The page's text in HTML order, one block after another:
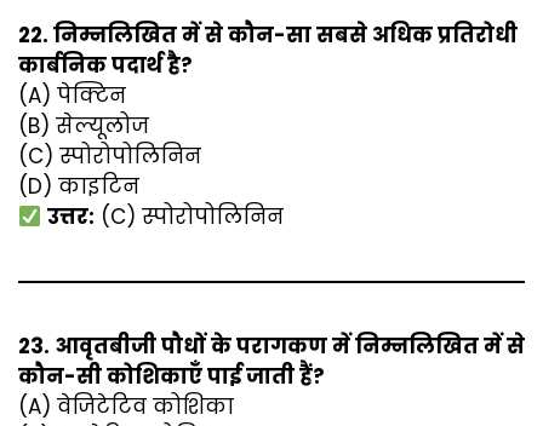
22. निम्नलिखित में से कौन-सा सबसे अधिक प्रतिरोधी
कार्बनिक पदार्थ है?
(A) पेक्टिन
(B) सेल्यूलोज
(C) स्पोरोपोलिनिन
(D) काइटिन
उत्तर: (C) स्पोरोपोलिनिन
23. आवृतबीजी पौधों के परागकण में निम्नलिखित में से
कौन-सी कोशिकाएँ पाई जाती हैं?
(A) वेजिटेटिव कोशिका